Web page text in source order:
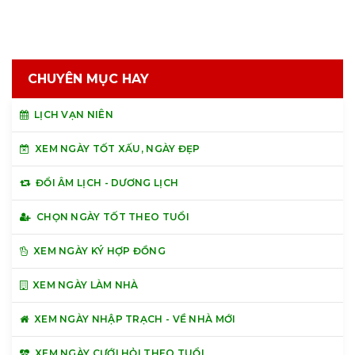
CHUYÊN MỤC HAY
LỊCH VẠN NIÊN
XEM NGÀY TỐT XẤU, NGÀY ĐẸP
ĐỔI ÂM LỊCH - DƯƠNG LỊCH
CHỌN NGÀY TỐT THEO TUỔI
XEM NGÀY KÝ HỢP ĐỒNG
XEM NGÀY LÀM NHÀ
XEM NGÀY NHẬP TRẠCH - VỀ NHÀ MỚI